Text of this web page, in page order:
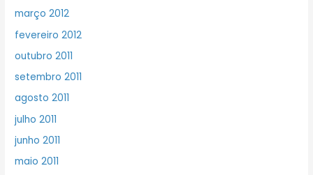
março 2012
fevereiro 2012
outubro 2011
setembro 2011
agosto 2011
julho 2011
junho 2011
maio 2011